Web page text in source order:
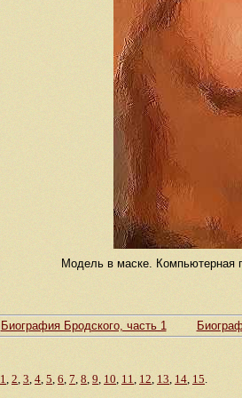
Модель в маске. Компьютерная
Биография Бродского, часть 1
1, 2, 3, 4, 5, 6, 7, 8, 9, 10, 11, 12, 13, 14, 15.